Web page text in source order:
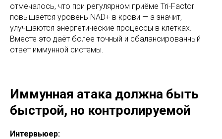
отмечалось, что при регулярном приёме Tri-Factor
повышается уровень NAD+ в крови — а значит,
улучшаются энергетические процессы в клетках.
Вместе это даёт более точный и сбалансированный
ответ иммунной системы.
Иммунная атака должна быть
быстрой, но контролируемой
Интервьюер: